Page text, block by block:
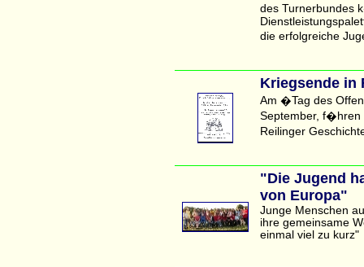
des Turnerbundes
die erfolgreiche
Kriegsende in
Am �Tag des
September, f�hren
Reilinger
"Die Jugend
von Europa"
Junge Menschen
ihre gemeinsame
einmal viel zu kurz"